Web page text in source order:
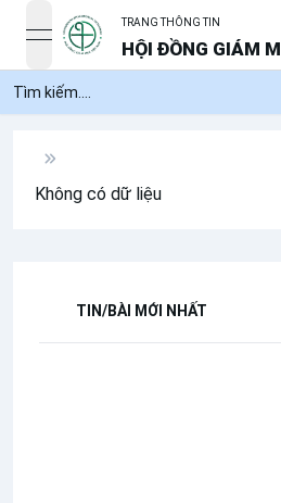
open navigation menu
TRANG THÔNG TIN
HỘI ĐỒNG GIÁM
Không có dữ liệu
TIN/BÀI MỚI NHẤT